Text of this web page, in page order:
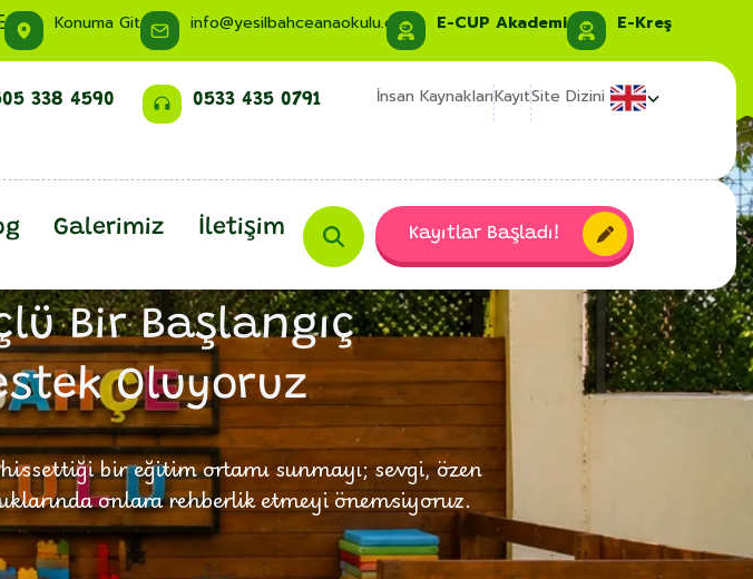
Dönemi Ön Kayıtlarımız Başladı! Cambridge Üniversitesi Uluslararası
Konuma Git info@yesilbahceanaokulu.com E-CUP Akademi E-Kreş
338 4590 0533 435 0791 İnsan KaynaklarıKayıtSite Dizini
Galerimiz İletişim Kayıtlar Başladı!
Bir Başlangıç
Oluyoruz
bir eğitim ortamı sunmayı; sevgi, özen
onlara rehberlik etmeyi önemsiyoruz.